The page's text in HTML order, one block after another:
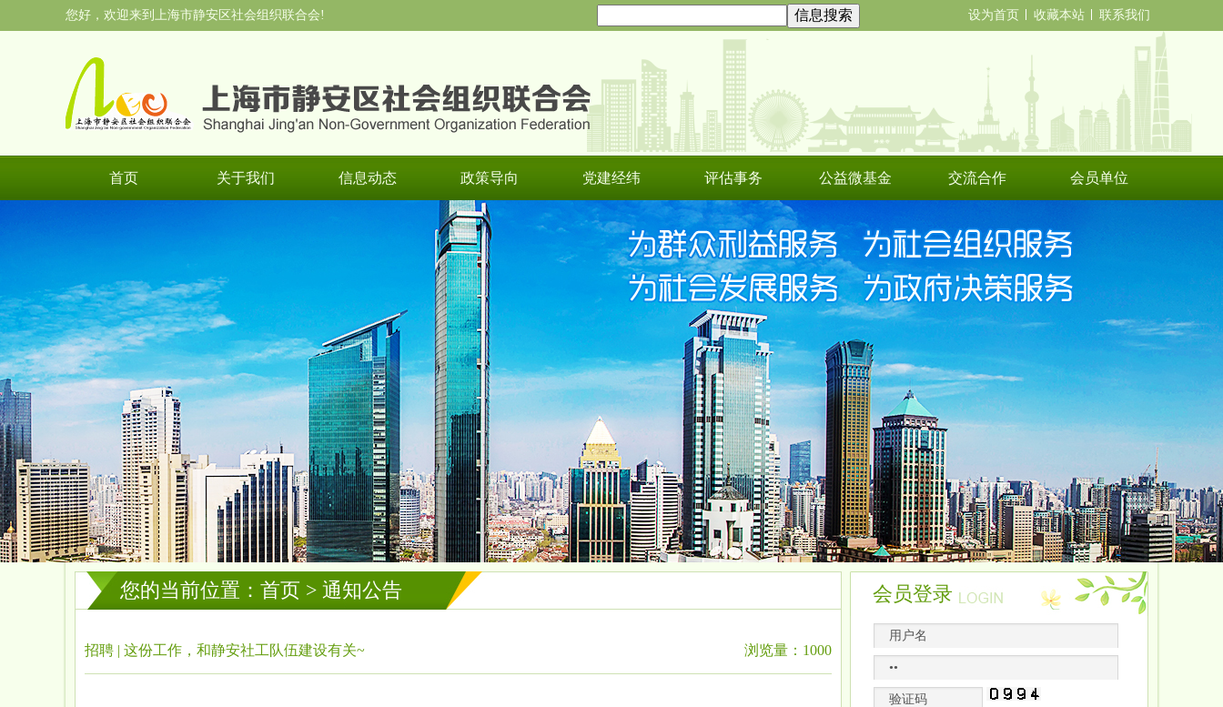
您好，欢迎来到上海市静安区社会组织联合会! 设为首页 收藏本站 联系我们
首页 关于我们 信息动态 政策导向 党建经纬 评估事务 公益微基金 交流合作 会员单位
您的当前位置：首页 > 通知公告
招聘 | 这份工作，和静安社工队伍建设有关~ 浏览量：1000
会员登录